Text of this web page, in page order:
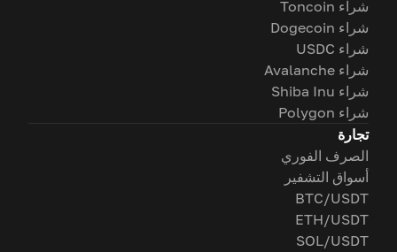
شراء Toncoin
شراء Dogecoin
شراء USDC
شراء Avalanche
شراء Shiba Inu
شراء Polygon
تجارة
الصرف الفوري
أسواق التشفير
BTC/USDT
ETH/USDT
SOL/USDT